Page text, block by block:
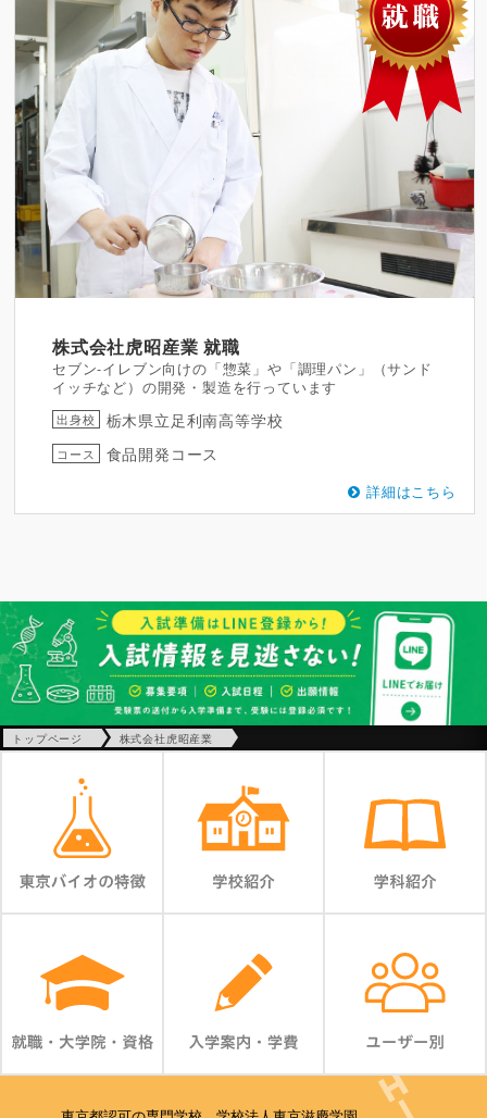
株式会社虎昭産業 就職
セブン-イレブン向けの「惣菜」や「調理パン」（サンド
イッチなど）の開発・製造を行っています
出身校 栃木県立足利南高等学校
コース 食品開発コース
詳細はこちら
トップページ 株式会社虎昭産業